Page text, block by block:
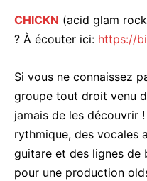
CHICKN (acid glam r
? À écouter ici: https://
Si vous ne connaissez
groupe tout droit venu
jamais de les découvrir
rythmique, des vocales
guitare et des lignes de
pour une production